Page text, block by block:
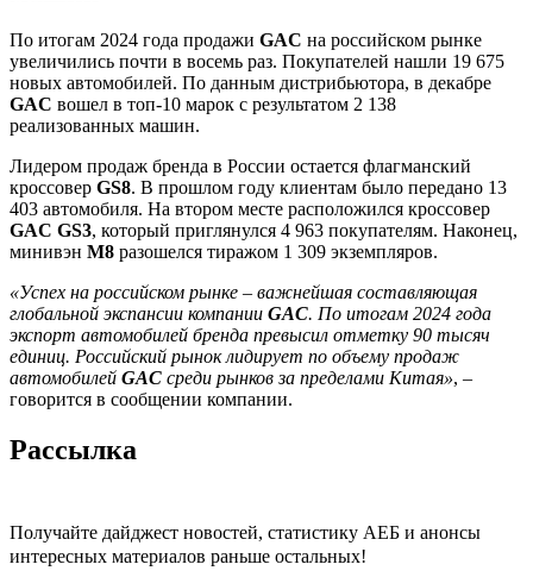
По итогам 2024 года продажи GAC на российском рынке
увеличились почти в восемь раз. Покупателей нашли 19 675
новых автомобилей. По данным дистрибьютора, в декабре
GAC вошел в топ-10 марок с результатом 2 138
реализованных машин.
Лидером продаж бренда в России остается флагманский
кроссовер GS8. В прошлом году клиентам было передано 13
403 автомобиля. На втором месте расположился кроссовер
GAC GS3, который приглянулся 4 963 покупателям. Наконец,
минивэн M8 разошелся тиражом 1 309 экземпляров.
«Успех на российском рынке – важнейшая составляющая
глобальной экспансии компании GAC. По итогам 2024 года
экспорт автомобилей бренда превысил отметку 90 тысяч
единиц. Российский рынок лидирует по объему продаж
автомобилей GAC среди рынков за пределами Китая», –
говорится в сообщении компании.
Рассылка
Получайте дайджест новостей, статистику АЕБ и анонсы
интересных материалов раньше остальных!